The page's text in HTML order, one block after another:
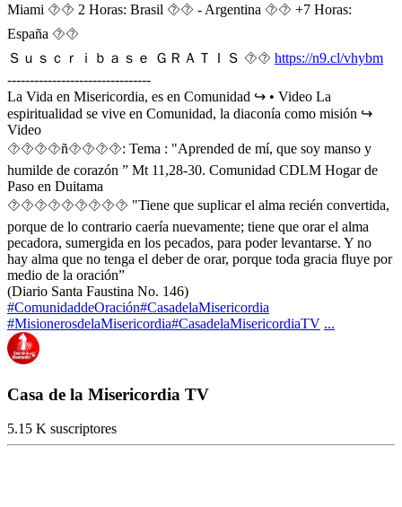
Miami ⯑⯑ 2 Horas: Brasil ⯑⯑ - Argentina ⯑⯑ +7 Horas:
España ⯑⯑
Ｓｕｓｃｒｉｂａｓｅ ＧＲＡＴＩＳ ⯑⯑ https://n9.cl/vhybm
--------------------------------
La Vida en Misericordia, es en Comunidad ↪️ • Video La
espiritualidad se vive en Comunidad, la diaconía como misión ↪
Video
⯑⯑⯑⯑ñ⯑⯑⯑⯑: Tema : "Aprended de mí, que soy manso y
humilde de corazón ” Mt 11,28-30. Comunidad CDLM Hogar de
Paso en Duitama
⯑⯑⯑⯑⯑⯑⯑⯑⯑ "Tiene que suplicar el alma recién convertida,
porque de lo contrario caería nuevamente; tiene que orar el alma
pecadora, sumergida en los pecados, para poder levantarse. Y no
hay alma que no tenga el deber de orar, porque toda gracia fluye por
medio de la oración”
(Diario Santa Faustina No. 146)
#ComunidaddeOración#CasadelaMisericordia
#MisionerosdelaMisericordia#CasadelaMisericordiaTV ...
Casa de la Misericordia TV
5.15 K suscriptores